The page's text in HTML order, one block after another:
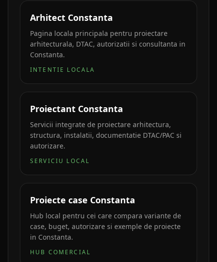
Arhitect Constanta
Pagina locala principala pentru proiectare
arhitecturala, DTAC, autorizatii si consultanta in
Constanta.
INTENTIE LOCALA
Proiectant Constanta
Servicii integrate de proiectare arhitectura,
structura, instalatii, documentatie DTAC/PAC si
autorizare.
SERVICIU LOCAL
Proiecte case Constanta
Hub local pentru cei care compara variante de
case, buget, autorizare si exemple de proiecte
in Constanta.
HUB COMERCIAL